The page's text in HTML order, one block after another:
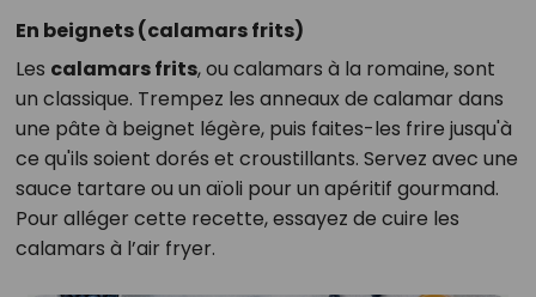
En beignets (calamars frits)
Les calamars frits, ou calamars à la romaine, sont
un classique. Trempez les anneaux de calamar dans
une pâte à beignet légère, puis faites-les frire jusqu'à
ce qu'ils soient dorés et croustillants. Servez avec une
sauce tartare ou un aïoli pour un apéritif gourmand.
Pour alléger cette recette, essayez de cuire les
calamars à l’air fryer.